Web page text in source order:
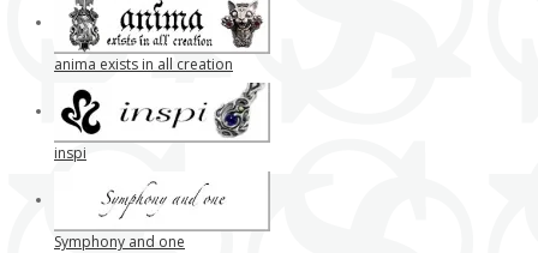
anima exists in all creation
inspi
Symphony and one